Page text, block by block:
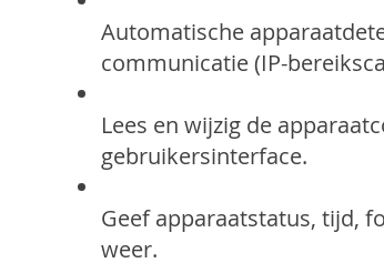
Automatische
communicatie (IP-
Lees en wijzig de
gebruikersinterface.
Geef apparaatstatus, tijd,
weer.